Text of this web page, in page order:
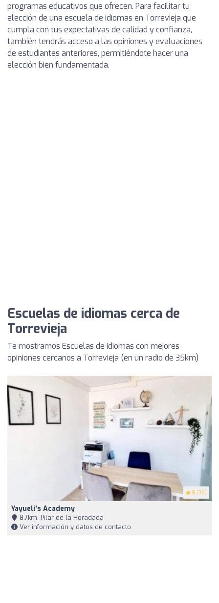
programas educativos que ofrecen. Para facilitar tu
elección de una escuela de idiomas en Torrevieja que
cumpla con tus expectativas de calidad y confianza,
también tendrás acceso a las opiniones y evaluaciones
de estudiantes anteriores, permitiéndote hacer una
elección bien fundamentada.
Escuelas de idiomas cerca de
Torrevieja
Te mostramos Escuelas de idiomas con mejores
opiniones cercanos a Torrevieja (en un radio de 35km)
5 (36)
Yayueli's Academy
8,7km, Pilar de la Horadada
Ver información y datos de contacto